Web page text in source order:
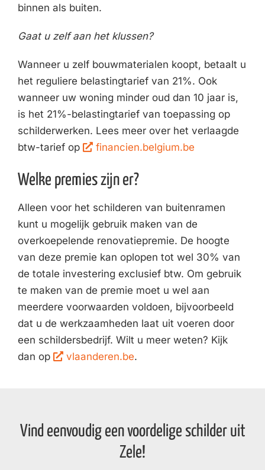
binnen als buiten.
Gaat u zelf aan het klussen?
Wanneer u zelf bouwmaterialen koopt, betaalt u
het reguliere belastingtarief van 21%. Ook
wanneer uw woning minder oud dan 10 jaar is,
is het 21%-belastingtarief van toepassing op
schilderwerken. Lees meer over het verlaagde
btw-tarief op
financien.belgium.be
Welke premies zijn er?
Alleen voor het schilderen van buitenramen
kunt u mogelijk gebruik maken van de
overkoepelende renovatiepremie. De hoogte
van deze premie kan oplopen tot wel 30% van
de totale investering exclusief btw. Om gebruik
te maken van de premie moet u wel aan
meerdere voorwaarden voldoen, bijvoorbeeld
dat u de werkzaamheden laat uit voeren door
een schildersbedrijf. Wilt u meer weten? Kijk
dan op
vlaanderen.be.
Vind eenvoudig een voordelige schilder uit
Zele!